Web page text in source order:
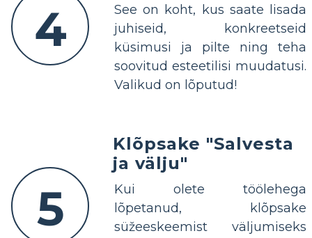
4
See on koht, kus saate lisada
juhiseid, konkreetseid
küsimusi ja pilte ning teha
soovitud esteetilisi muudatusi.
Valikud on lõputud!
5
Klõpsake "Salvesta
ja välju"
Kui olete töölehega
lõpetanud, klõpsake
süžeeskeemist väljumiseks